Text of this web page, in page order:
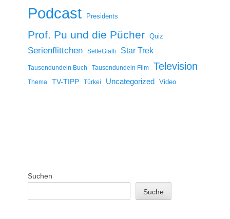
Podcast Presidents
Prof. Pu und die Pücher Quiz
Serienflittchen SetteGialli Star Trek
Tausendundein Buch Tausendundein Film Television
Thema TV-TIPP Türkei Uncategorized Video
Suchen
Suche